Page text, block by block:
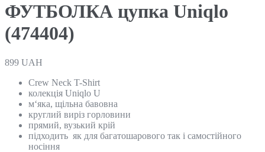
ФУТБОЛКА цупка Uniqlo
(474404)
899 UAH
Crew Neck T-Shirt
колекція Uniqlo U
м‘яка, щільна бавовна
круглий виріз горловини
прямий, вузький крій
підходить як для багатошарового так і самостійного
носіння